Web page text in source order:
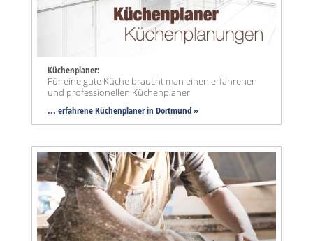
Küchenplaner:
Für eine gute Küche braucht man einen erfahrenen
und professionellen Küchenplaner
... erfahrene Küchenplaner in Dortmund »